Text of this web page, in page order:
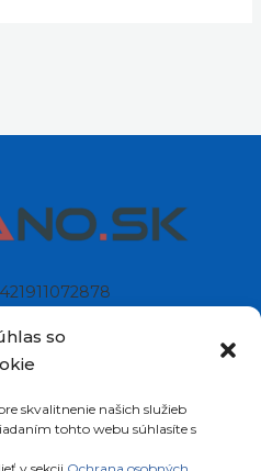
so
skvalitnenie našich služieb
tohto webu súhlasíte s
211/49